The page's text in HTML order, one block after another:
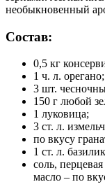
необыкновенный
Состав:
0,5 кг
1 ч. л. орегано;
3 шт.
150 г любой
1 луковица;
3 ст. л.
по вкусу
1 ст. л.
соль,
масло – по